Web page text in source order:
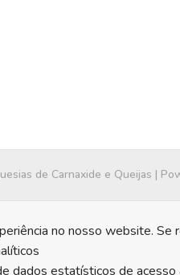
de Carnaxide e Queijas |
no nosso website.
dados estatísticos de acesso